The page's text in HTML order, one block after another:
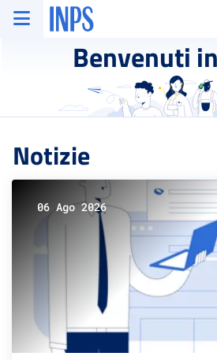
Vai al menu principale
Vai al contenuto principale
Vai al pie' di pagina
INPS ()
Benvenuti
Notizie
06 Ago 2026